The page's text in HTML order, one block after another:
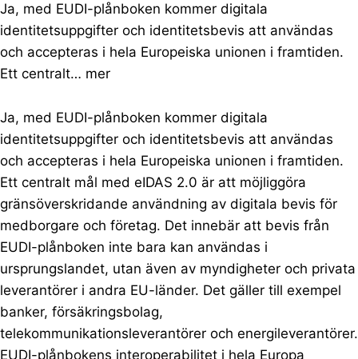
Ja, med EUDI-plånboken kommer digitala
identitetsuppgifter och identitetsbevis att användas
och accepteras i hela Europeiska unionen i framtiden.
Ett centralt… mer
Ja, med EUDI-plånboken kommer digitala
identitetsuppgifter och identitetsbevis att användas
och accepteras i hela Europeiska unionen i framtiden.
Ett centralt mål med eIDAS 2.0 är att möjliggöra
gränsöverskridande användning av digitala bevis för
medborgare och företag. Det innebär att bevis från
EUDI-plånboken inte bara kan användas i
ursprungslandet, utan även av myndigheter och privata
leverantörer i andra EU-länder. Det gäller till exempel
banker, försäkringsbolag,
telekommunikationsleverantörer och energileverantörer.
EUDI-plånbokens interoperabilitet i hela Europa